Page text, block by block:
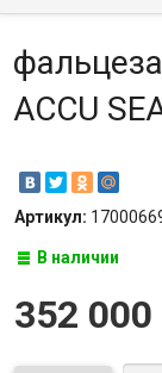
ACCU
Артикул:
В наличии
352 000